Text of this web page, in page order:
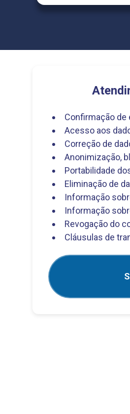
Confirmação
Acesso aos
Correção de
Anonimização,
Portabilidade
Eliminação de
Informação
Informação
Revogação do
Cláusulas de